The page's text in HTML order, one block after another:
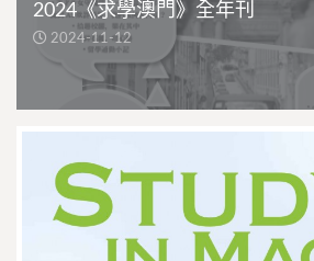
2024《求學澳門》全年刊
2024-11-12